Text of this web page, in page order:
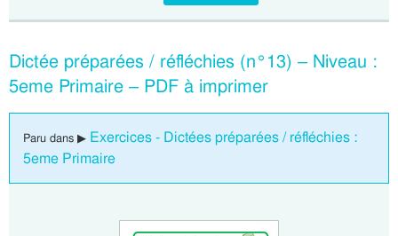
Dictée préparées / réfléchies (n°13) – Niveau :
5eme Primaire – PDF à imprimer
Paru dans ▶ Exercices - Dictées préparées / réfléchies :
5eme Primaire